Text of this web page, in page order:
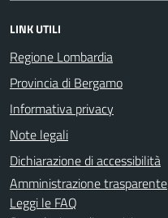
LINK UTILI
Regione Lombardia
Provincia di Bergamo
Informativa privacy
Note legali
Dichiarazione di accessibilità
Amministrazione trasparente
Leggi le FAQ